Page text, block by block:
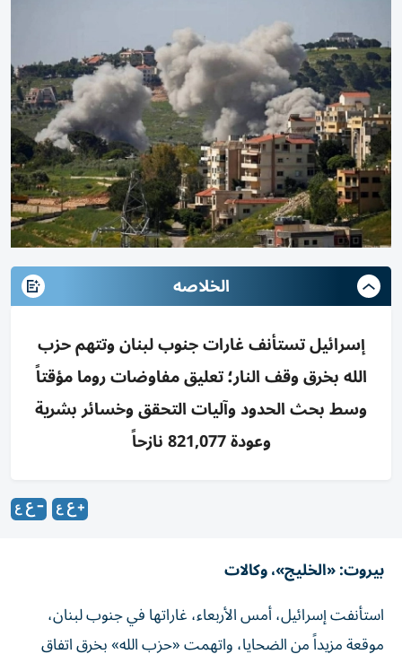
الخلاصه
إسرائيل تستأنف غارات جنوب لبنان وتتهم حزب
الله بخرق وقف النار؛ تعليق مفاوضات روما مؤقتاً
وسط بحث الحدود وآليات التحقق وخسائر بشرية
وعودة 821,077 نازحاً
بيروت: «الخليج»، وكالات
استأنفت إسرائيل، أمس الأربعاء، غاراتها في جنوب لبنان،
موقعة مزيداً من الضحايا، واتهمت «حزب الله» بخرق اتفاق